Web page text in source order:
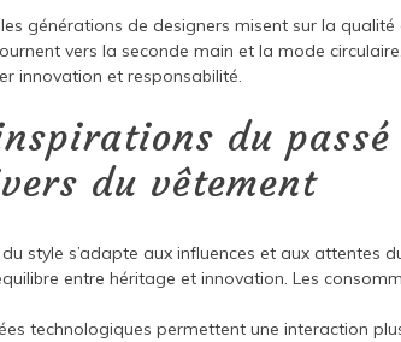
générations de designers misent sur la
vers la seconde main et la mode
innovation et responsabilité.
du
du vêtement
style s’adapte aux influences et aux attentes
entre héritage et innovation. Les
technologiques permettent une interaction